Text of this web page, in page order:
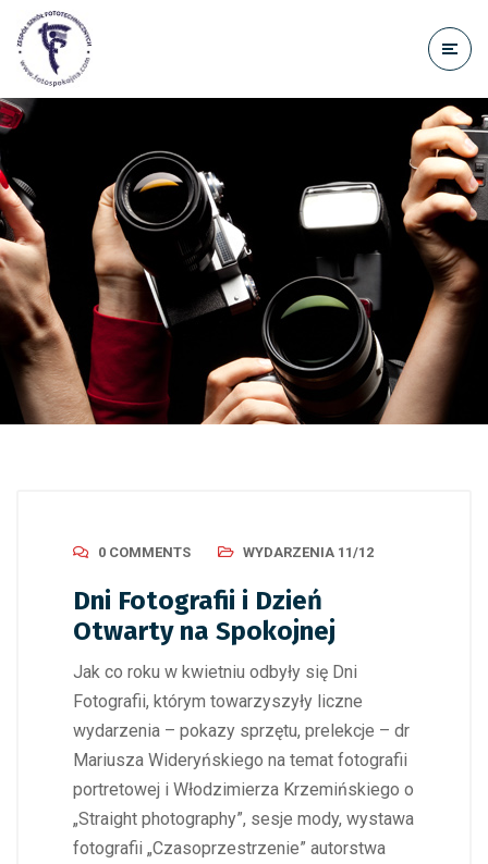
treści
0 COMMENTS WYDARZENIA 11/12
Dni Fotografii i Dzień
Otwarty na Spokojnej
Jak co roku w kwietniu odbyły się Dni
Fotografii, którym towarzyszyły liczne
wydarzenia – pokazy sprzętu, prelekcje – dr
Mariusza Wideryńskiego na temat fotografii
portretowej i Włodzimierza Krzemińskiego o
„Straight photography”, sesje mody, wystawa
fotografii „Czasoprzestrzenie” autorstwa